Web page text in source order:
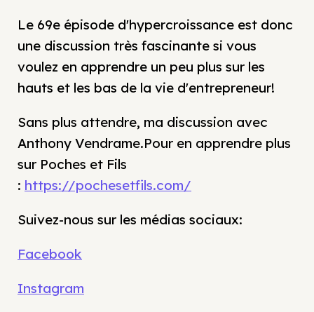
Le 69e épisode d'hypercroissance est donc
une discussion très fascinante si vous
voulez en apprendre un peu plus sur les
hauts et les bas de la vie d'entrepreneur!
Sans plus attendre, ma discussion avec
Anthony Vendrame.Pour en apprendre plus
sur Poches et Fils
: https://pochesetfils.com/
Suivez-nous sur les médias sociaux:
Facebook
Instagram